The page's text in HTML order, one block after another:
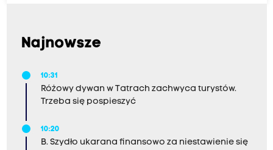
Najnowsze
10:31
Różowy dywan w Tatrach zachwyca turystów.
Trzeba się pospieszyć
10:20
B. Szydło ukarana finansowo za niestawienie się